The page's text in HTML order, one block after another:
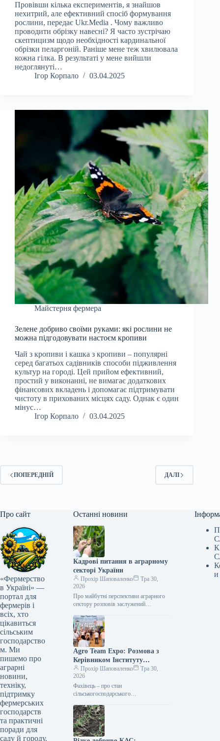
Провівши кілька експериментів, я знайшов
нехитрий, але ефективний спосіб формування
рослини, передає Ukr.Media . Чому важливо
проводити обрізку навесні? Я часто зустрічаю
скептицизм щодо необхідності кардинальної
обрізки пеларгоній. Раніше мене теж хвилювала
кожна гілка. В результаті у мене вийшли
недоглянуті…
Ігор Корпало
03.04.2025
Майстерня фермера
Зелене добриво своїми руками: які рослини не
можна підгодовувати настоєм кропиви
Чай з кропиви і кашка з кропиви – популярні
серед багатьох садівників способи підживлення
культур на городі. Цей прийом ефективний,
простий у виконанні, не вимагає додаткових
фінансових вкладень і допомагає підтримувати
чистоту в прихованих місцях саду. Однак є один
мінус…
Ігор Корпало
03.04.2025
ПОПЕРЕДНІЙ ДАЛІ
Про сайт
«Фермерство
в Україні» —
портал для
фермерів і
всіх, хто
цікавиться
сільським
господарство
м. Ми
пишемо про
аграрні
новини,
техніку,
підтримку
фермерських
господарств
та практичні
поради для
саду й городу.
Останні новини
Кадрові питання в аграрному
секторі України
Прохір Шаповаленко
Тра 30,
2026
Про майбутні перспективи аграрного
сектору розповів заслужений
наукової та міжнародної діяльності
Сумського аграрного університету
Юрій Данько. …
Agro Team Expo: Розмова з
Керівником Інституту
механіки та автоматизації
агропромислового комплексу
Національної академії
аграрних наук України
Прохір Шаповаленко
Тра 30,
2026
Фахівець – про стан
сільськогосподарського
галузь Вже незабаром, 20-21 травня,
відбудеться головна аграрна подія
весни…
и